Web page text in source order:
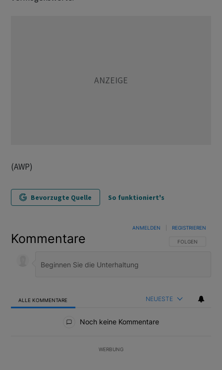
(AWP)
Bevorzugte Quelle So funktioniert's
Kommentare FOLGE DIESER
FOLGEN
ANMELDEN REGISTRIEREN
ALLE KOMMENTARE NEUESTE
Noch keine Kommentare
WERBUNG